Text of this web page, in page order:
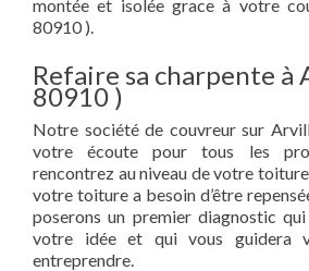
montée et isolée grace à votre
80910 ).
Refaire sa charpente à
80910 )
Notre société de couvreur sur
votre écoute pour tous les
rencontrez au niveau de votre
votre toiture a besoin d’être
poserons un premier diagnostic
votre idée et qui vous guidera
entreprendre.